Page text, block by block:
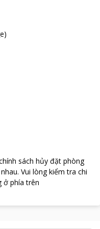
sách hủy đặt phòng
. Vui lòng kiểm tra chi
ở phía trên